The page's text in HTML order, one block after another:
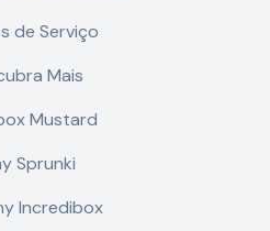
de Serviço
Mais
Mustard
Sprunki
Incredibox